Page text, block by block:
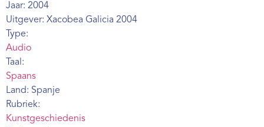
Jaar: 2004
Uitgever: Xacobea Galicia 2004
Type:
Audio
Taal:
Spaans
Land: Spanje
Rubriek:
Kunstgeschiedenis